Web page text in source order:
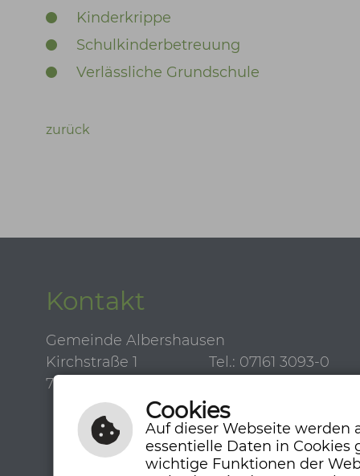
Kinderkrippe
Schulkinderbetreuung
Verlässliche Grundschule
zurück
Kontakt
Gemeinde Albershausen
Kirchstraße 1
73095 Albershausen
Tel.: 07161 3093-0
Cookies
Auf dieser Webseite werden
essentielle Daten in Cookies
wichtige Funktionen der